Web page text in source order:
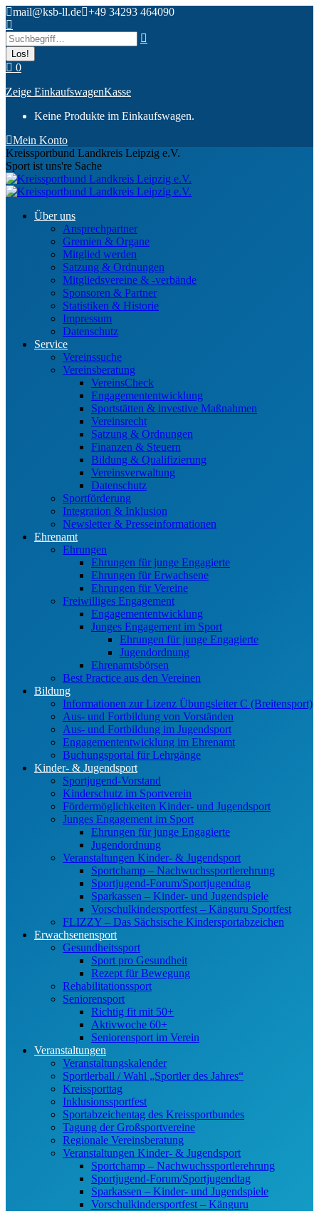
Zum
Inhalt
springen
mail@ksb-ll.de +49 34293 464090
Search:
0
Zeige EinkaufswagenKasse
Keine Produkte im Einkaufswagen.
Mein Konto
Kreissportbund Landkreis Leipzig e.V.
Sport ist uns're Sache
Über uns
Ansprechpartner
Gremien & Organe
Mitglied werden
Satzung & Ordnungen
Mitgliedsvereine & -verbände
Sponsoren & Partner
Statistiken & Historie
Impressum
Datenschutz
Service
Vereinssuche
Vereinsberatung
VereinsCheck
Engagemententwicklung
Sportstätten & investive Maßnahmen
Vereinsrecht
Satzung & Ordnungen
Finanzen & Steuern
Bildung & Qualifizierung
Vereinsverwaltung
Datenschutz
Sportförderung
Integration & Inklusion
Newsletter & Presseinformationen
Ehrenamt
Ehrungen
Ehrungen für junge Engagierte
Ehrungen für Erwachsene
Ehrungen für Vereine
Freiwilliges Engagement
Engagemententwicklung
Junges Engagement im Sport
Ehrungen für junge Engagierte
Jugendordnung
Ehrenamtsbörsen
Best Practice aus den Vereinen
Bildung
Informationen zur Lizenz Übungsleiter C (Breitensport)
Aus- und Fortbildung von Vorständen
Aus- und Fortbildung im Jugendsport
Engagemententwicklung im Ehrenamt
Buchungsportal für Lehrgänge
Kinder- & Jugendsport
Sportjugend-Vorstand
Kinderschutz im Sportverein
Fördermöglichkeiten Kinder- und Jugendsport
Junges Engagement im Sport
Ehrungen für junge Engagierte
Jugendordnung
Veranstaltungen Kinder- & Jugendsport
Sportchamp – Nach­wuchs­sportler­ehrung
Sportjugend-Forum/Sport­jugend­tag
Sparkassen – Kinder- und Jugendspiele
Vorschulkindersportfest – Känguru Sportfest
FLIZZY – Das Sächsische Kindersportabzeichen
Erwachsenensport
Gesundheitssport
Sport pro Gesundheit
Rezept für Bewegung
Rehabilitationssport
Seniorensport
Richtig fit mit 50+
Aktivwoche 60+
Seniorensport im Verein
Veranstaltungen
Veranstaltungskalender
Sportlerball / Wahl „Sportler des Jahres“
Kreissporttag
Inklusionssportfest
Sportabzeichentag des Kreissportbundes
Tagung der Großsportvereine
Regionale Vereinsberatung
Veranstaltungen Kinder- & Jugendsport
Sportchamp – Nach­wuchs­sportler­ehrung
Sportjugend-Forum/Sport­jugend­tag
Sparkassen – Kinder- und Jugendspiele
Vorschulkindersportfest – Känguru